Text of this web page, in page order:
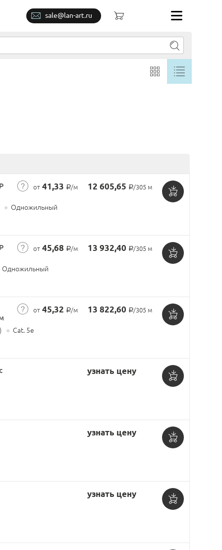
sale@lan-art.ru
от 41,33 Р/м 12 605,65 Р/305 м
● Одножильный
от 45,68 Р/м 13 932,40 Р/305 м
Одножильный
от 45,32 Р/м 13 822,60 Р/305 м
● Cat. 5e
узнать цену
узнать цену
узнать цену